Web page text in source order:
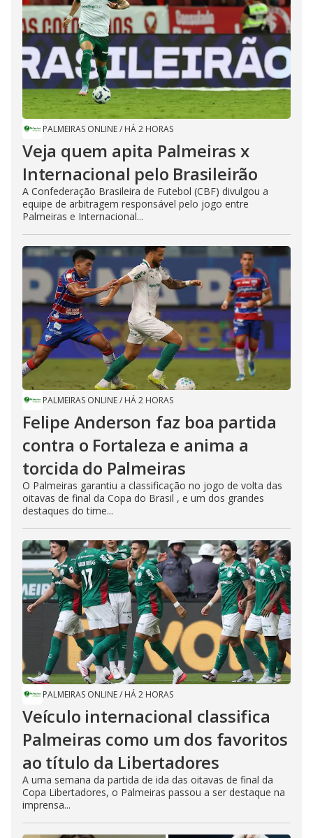
PALMEIRAS ONLINE/ HÁ 2 HORAS
Veja quem apita Palmeiras x
Internacional pelo Brasileirão
A Confederação Brasileira de Futebol (CBF) divulgou a
equipe de arbitragem responsável pelo jogo entre
Palmeiras e Internacional...
PALMEIRAS ONLINE/ HÁ 2 HORAS
Felipe Anderson faz boa partida
contra o Fortaleza e anima a
torcida do Palmeiras
O Palmeiras garantiu a classificação no jogo de volta das
oitavas de final da Copa do Brasil , e um dos grandes
destaques do time...
PALMEIRAS ONLINE/ HÁ 2 HORAS
Veículo internacional classifica
Palmeiras como um dos favoritos
ao título da Libertadores
A uma semana da partida de ida das oitavas de final da
Copa Libertadores, o Palmeiras passou a ser destaque na
imprensa...